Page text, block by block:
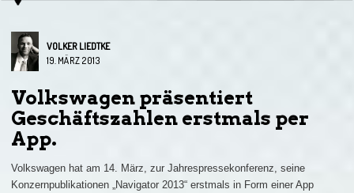
VOLKER LIEDTKE
19. MÄRZ 2013
Volkswagen präsentiert
Geschäftszahlen erstmals per
App.
Volkswagen hat am 14. März, zur Jahrespressekonferenz, seine
Konzernpublikationen „Navigator 2013“ erstmals in Form einer App